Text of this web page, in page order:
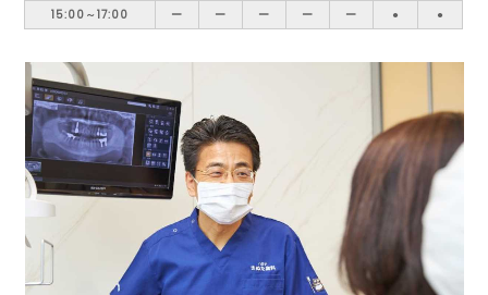
15:00～17:00
ー ー ー ー ー ● ●